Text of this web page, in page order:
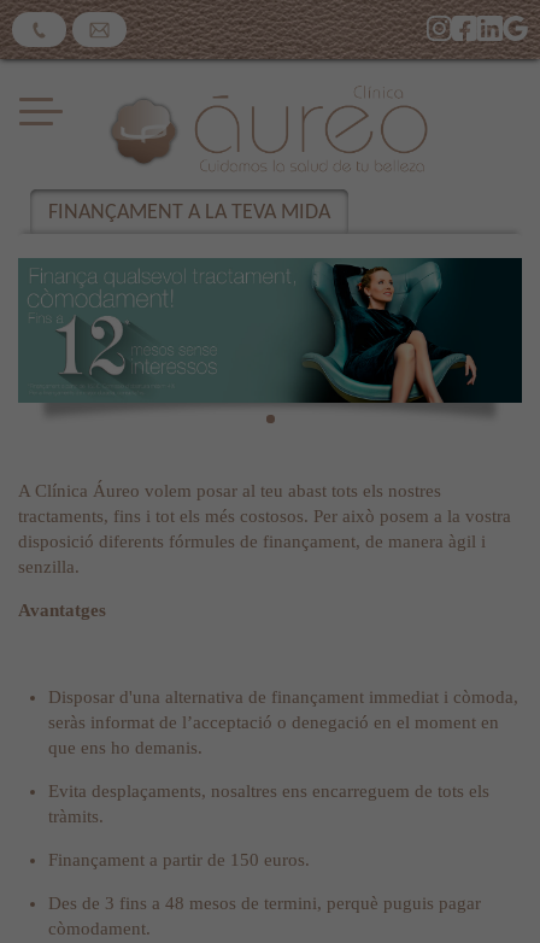
FINANÇAMENT A LA TEVA MIDA
A Clínica Áureo volem posar al teu abast tots els nostres
tractaments, fins i tot els més costosos. Per això posem a la vostra
disposició diferents fórmules de finançament, de manera àgil i
senzilla.
Avantatges
Disposar d'una alternativa de finançament immediat i còmoda,
seràs informat de l’acceptació o denegació en el moment en
que ens ho demanis.
Evita desplaçaments, nosaltres ens encarreguem de tots els
tràmits.
Finançament a partir de 150 euros.
Des de 3 fins a 48 mesos de termini, perquè puguis pagar
còmodament.